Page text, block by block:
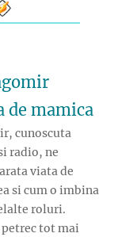
de mamica
cunoscuta
radio, ne
viata de
si cum o imbina
roluri.
petrec tot mai